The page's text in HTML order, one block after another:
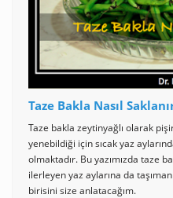
Taze Bakla Nasıl
Taze bakla zeytinyağlı olarak
yenebildiği için sıcak yaz
olmaktadır. Bu yazımızda taze
ilerleyen yaz aylarına da
birisini size anlatacağım.